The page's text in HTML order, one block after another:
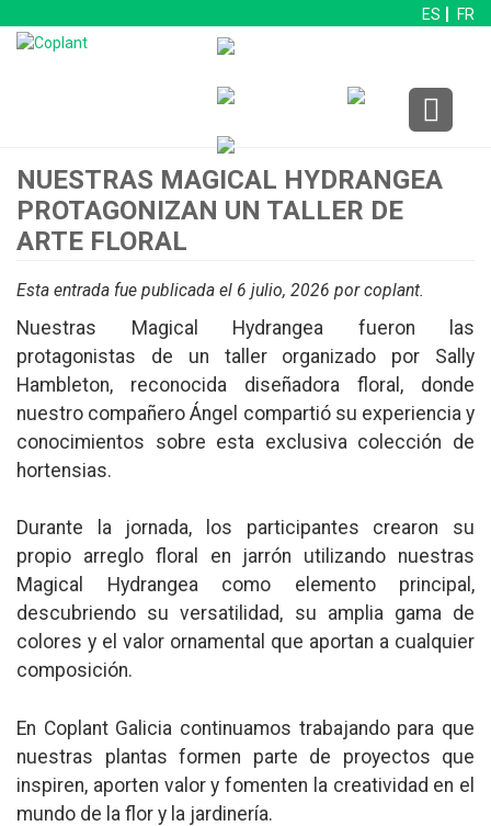
ES FR
NUESTRAS MAGICAL HYDRANGEA
PROTAGONIZAN UN TALLER DE
ARTE FLORAL
Esta entrada fue publicada el 6 julio, 2026 por coplant.
Nuestras Magical Hydrangea fueron las
protagonistas de un taller organizado por Sally
Hambleton, reconocida diseñadora floral, donde
nuestro compañero Ángel compartió su experiencia y
conocimientos sobre esta exclusiva colección de
hortensias.
Durante la jornada, los participantes crearon su
propio arreglo floral en jarrón utilizando nuestras
Magical Hydrangea como elemento principal,
descubriendo su versatilidad, su amplia gama de
colores y el valor ornamental que aportan a cualquier
composición.
En Coplant Galicia continuamos trabajando para que
nuestras plantas formen parte de proyectos que
inspiren, aporten valor y fomenten la creatividad en el
mundo de la flor y la jardinería.